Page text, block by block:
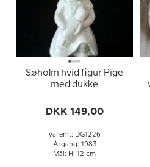
Søholm hvid figur Pige
med dukke
DKK 149,00
Varenr.: DG1226
Årgang: 1983
Mål: H: 12 cm